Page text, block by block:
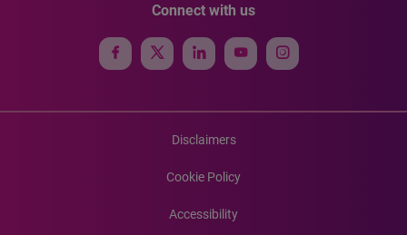
Connect with us
Disclaimers
Cookie Policy
Accessibility